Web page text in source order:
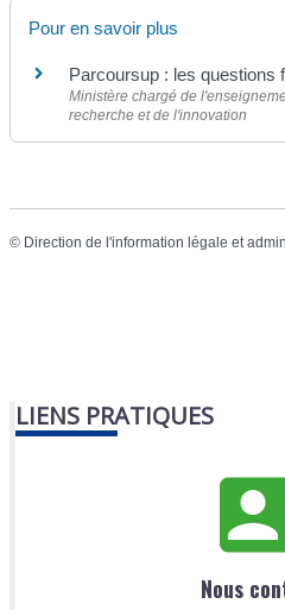
Pour en savoir plus
Parcoursup : les questions
Ministère chargé de
recherche et de l'innovation
© Direction de l'information légale et
LIENS PRATIQUES
Nous